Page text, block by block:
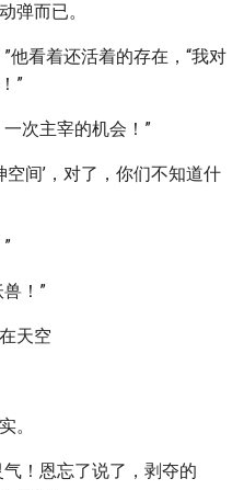
弹而已。
他看着还活着的存在，“我对
”
次主宰的机会！”
空间’，对了，你们不知道什
！”
天空
。
！恩忘了说了，剥夺的